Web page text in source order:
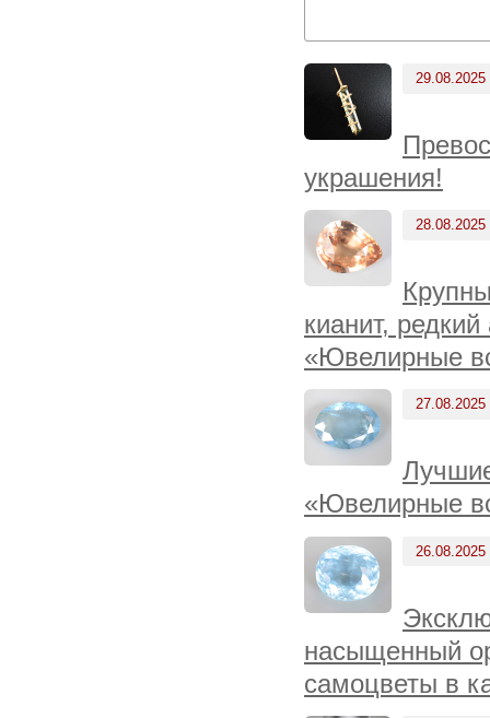
29.08.2025
украшения!
28.08.2025
кианит,
«Ювелирные
27.08.2025
«Ювелирные
26.08.2025
насыщенный
самоцветы в